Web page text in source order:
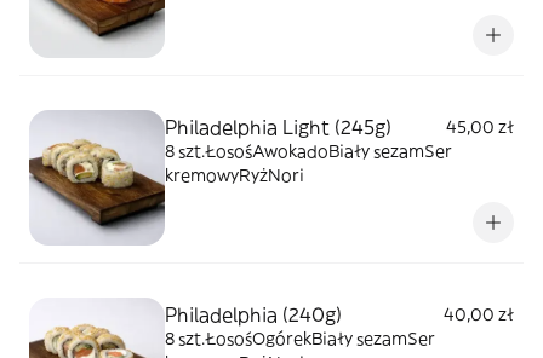
Philadelphia Light (245g)
45,00 zł
8 szt.ŁosośAwokadoBiały sezamSer
kremowyRyżNori
Philadelphia (240g)
40,00 zł
8 szt.ŁosośOgórekBiały sezamSer